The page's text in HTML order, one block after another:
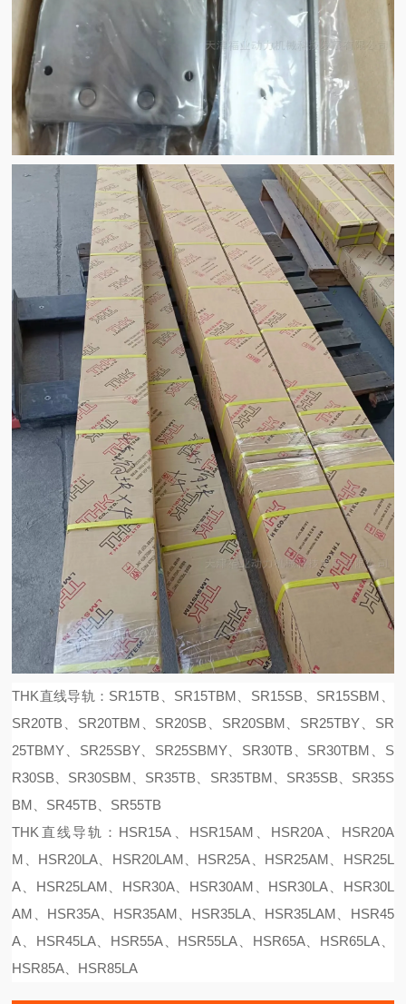
THK直线导轨：SR15TB、SR15TBM、SR15SB、SR15SBM、
SR20TB、SR20TBM、SR20SB、SR20SBM、SR25TBY、SR
25TBMY、SR25SBY、SR25SBMY、SR30TB、SR30TBM、S
R30SB、SR30SBM、SR35TB、SR35TBM、SR35SB、SR35S
BM、SR45TB、SR55TB
THK直线导轨：HSR15A、HSR15AM、HSR20A、HSR20A
M、HSR20LA、HSR20LAM、HSR25A、HSR25AM、HSR25L
A、HSR25LAM、HSR30A、HSR30AM、HSR30LA、HSR30L
AM、HSR35A、HSR35AM、HSR35LA、HSR35LAM、HSR45
A、HSR45LA、HSR55A、HSR55LA、HSR65A、HSR65LA、
HSR85A、HSR85LA